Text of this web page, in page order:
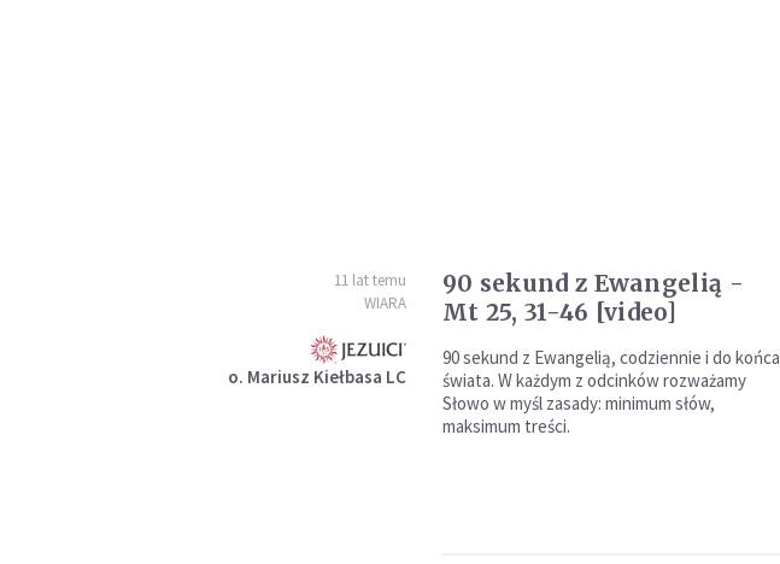
11 lat temu
WIARA
o. Mariusz Kiełbasa LC
90 sekund z Ewangelią -
Mt 25, 31-46 [video]
90 sekund z Ewangelią, codziennie i do końca
świata. W każdym z odcinków rozważamy
Słowo w myśl zasady: minimum słów,
maksimum treści.